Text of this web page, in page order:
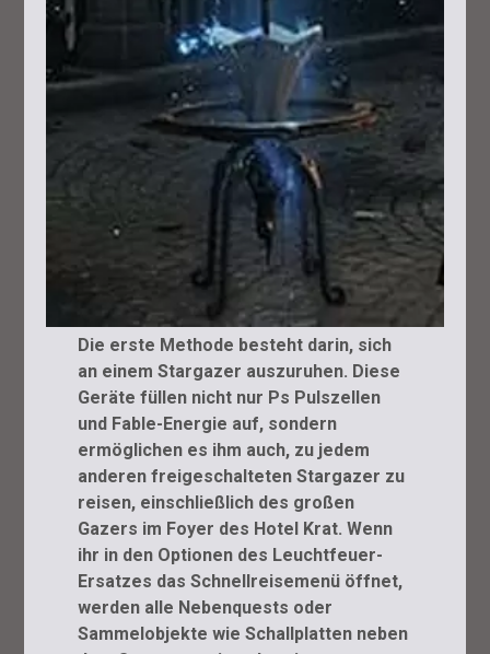
Die erste Methode besteht darin, sich
an einem Stargazer auszuruhen. Diese
Geräte füllen nicht nur Ps Pulszellen
und Fable-Energie auf, sondern
ermöglichen es ihm auch, zu jedem
anderen freigeschalteten Stargazer zu
reisen, einschließlich des großen
Gazers im Foyer des Hotel Krat. Wenn
ihr in den Optionen des Leuchtfeuer-
Ersatzes das Schnellreisemenü öffnet,
werden alle Nebenquests oder
Sammelobjekte wie Schallplatten neben